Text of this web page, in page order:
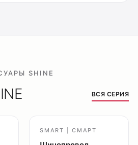
SHINE
ВСЯ СЕРИЯ
SMART | СМАРТ